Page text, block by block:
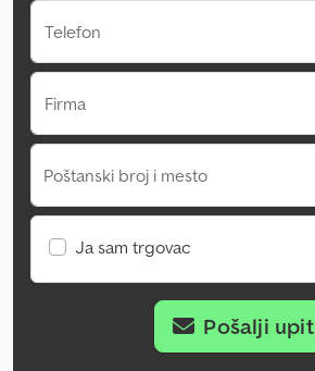
Telefon
Firma
Poštanski broj i mesto
Ja sam trgovac
Pošalji upit